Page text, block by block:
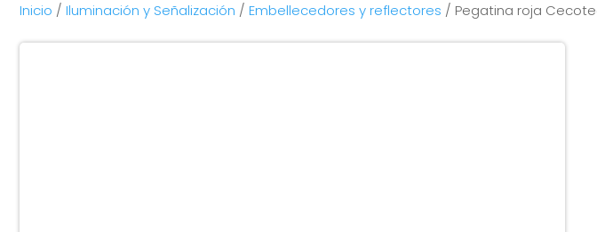
Inicio / Iluminación y Señalización / Embellecedores y reflectores / Pegatina roja